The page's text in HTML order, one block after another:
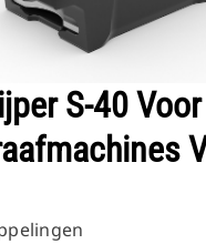
S-40 Voor